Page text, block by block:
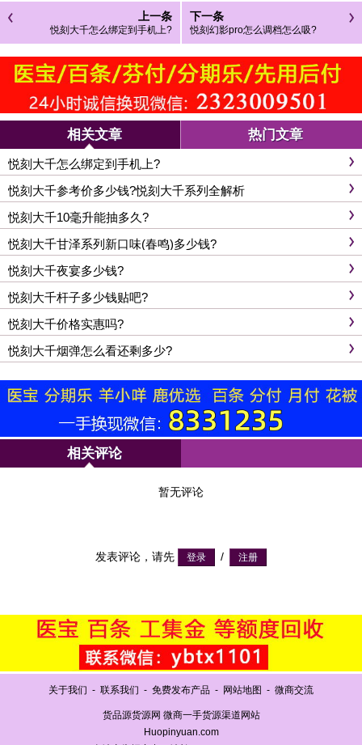
上一条
悦刻大千怎么绑定到手机上?
下一条
悦刻幻影pro怎么调档怎么吸?
相关文章 热门文章
悦刻大千怎么绑定到手机上?
悦刻大千参考价多少钱?悦刻大千系列全解析
悦刻大千10毫升能抽多久?
悦刻大千甘泽系列新口味(春鸣)多少钱?
悦刻大千夜宴多少钱?
悦刻大千杆子多少钱贴吧?
悦刻大千价格实惠吗?
悦刻大千烟弹怎么看还剩多少?
相关评论
暂无评论
发表评论，请先 /
关于我们 - 联系我们 - 免费发布产品 - 网站地图 - 微商交流
货品源货源网 微商一手货源渠道网站
Huopinyuan.com